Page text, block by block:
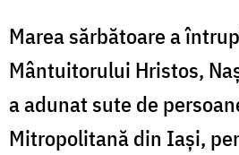
Marea sărbătoare a
Mântuitorului Hristos,
a adunat sute de
Mitropolitană din Iași,